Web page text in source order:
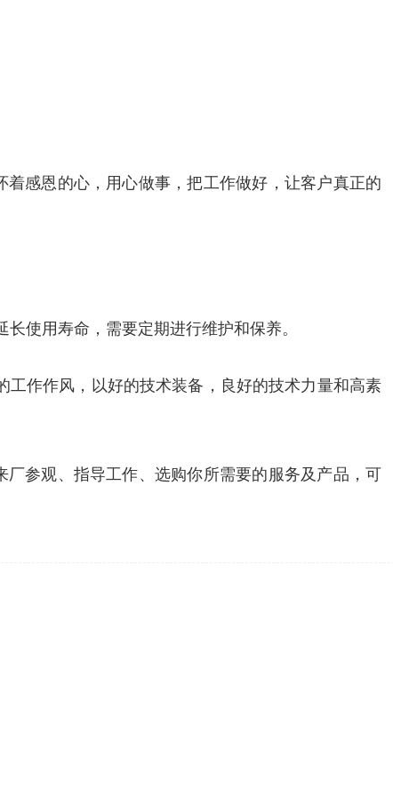
感恩的心，用心做事，把工作做好，让客户真正的
使用寿命，需要定期进行维护和保养。
工作作风，以好的技术装备，良好的技术力量和高素
参观、指导工作、选购你所需要的服务及产品，可